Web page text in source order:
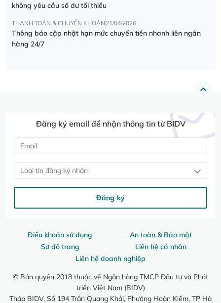
không yêu cầu số dư tối thiểu
THANH TOÁN & CHUYỂN KHOẢN 21/04/2026
Thông báo cập nhật hạn mức chuyển tiền nhanh liên ngân
hàng 24/7
Điều khoản sử dụng
An toàn & Bảo mật
Sơ đồ trang
Liên hệ cá nhân
Liên hệ doanh nghiệp
© Bản quyền 2018 thuộc về Ngân hàng TMCP Đầu tư và Phát
triển Việt Nam (BIDV)
Tháp BIDV, Số 194 Trần Quang Khải, Phường Hoàn Kiếm, TP Hà
Đăng ký email để nhận thông tin từ BIDV
Loại tin đăng ký nhận
Đăng ký